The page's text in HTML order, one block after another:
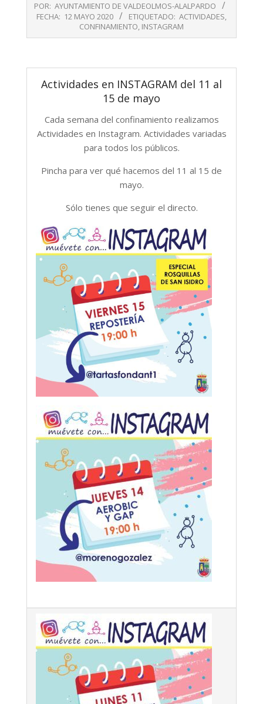
05-
POR: AYUNTAMIENTO DE VALDEOLMOS-ALALPARDO
FECHA: 12 MAYO 2020 ETIQUETADO: ACTIVIDADES,
CONFINAMIENTO, INSTAGRAM
Actividades en INSTAGRAM del 11 al
15 de mayo
Cada semana del confinamiento realizamos
Actividades en Instagram. Actividades variadas
para todos los públicos.
Pincha para ver qué hacemos del 11 al 15 de
mayo.
Sólo tienes que seguir el directo.